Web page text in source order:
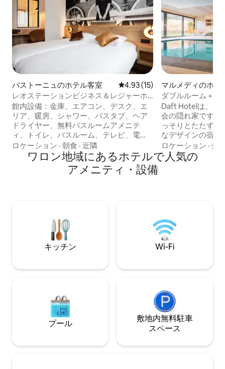
バストーニュのホテル客室 レビュー15件、5つ星中4.93つ
4.93 (15)
レオステーションビジネス＆レジャーホ
テル
館内設備：金庫、エアコン、デスク、エ
リア、暖房、シャワー、バスタブ、ヘア
ドライヤー、無料バスルームアメニテ
ィ、トイレ、バスルーム、テレビ、電
話、ラジオ、ケーブルチャンネルをお座
り、ミニバー、モーニングコールサービ
ス/アラーム時計 職業：最大3人部屋（子
供を含む）。部屋の料金は大人の人数に
ンデリア、大きな亜鉛バー、ピーリング
ベンチなど、レオワゴンに乗って、スタ
イル "Orient-Express"で、この場所の装
飾に乗って自分を旅させましょう。 アル
ワゴンでは、大人と子供を問わず、古典
のカードは半額と半額です。最近の細部
まで改装されたLéoWagonは、思いやり
のあるスタッフのいるリラックスした雰
囲気の中でお客様をお迎えしています。
オープンキッチンを見渡す客室には、300
ロケーション · 朝食 · 近隣
マルメディのホテ
ダブルルーム＋朝
イナーズホテル）
Daft Hotelは、自
会の隠れ家です。
っそりとたたずむ
なデザインの宿泊施設で
ィ・バーでお好
いただき、暖炉の
きましょう。お部
隅々まで居心地の
も創造性が溢れて
へようこそ。
ロケーション ·外
ワロン地域にあるホ⁠テ⁠ル⁠で人⁠気⁠の
ア⁠メ⁠ニ⁠テ⁠ィ⁠・設⁠備
キッチン Wi-Fi
プール
敷地内無料駐⁠車
ス⁠ペ⁠ー⁠ス